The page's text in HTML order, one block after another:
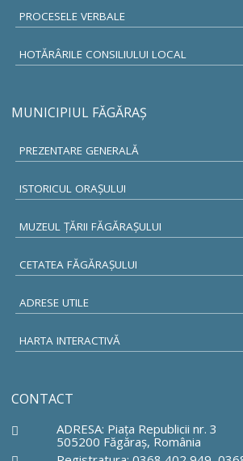
PROCESELE VERBALE
HOTĂRÂRILE CONSILIULUI LOCAL
MUNICIPIUL FĂGĂRAŞ
PREZENTARE GENERALĂ
ISTORICUL ORAŞULUI
MUZEUL ŢĂRII FĂGĂRAŞULUI
CETATEA FĂGĂRAŞULUI
ADRESE UTILE
HARTA INTERACTIVĂ
CONTACT
ADRESA: Piaţa Republicii nr. 3
505200 Făgăraş, România